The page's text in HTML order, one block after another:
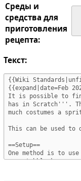
Среды и
средства для
приготовления
рецепта:
Текст: